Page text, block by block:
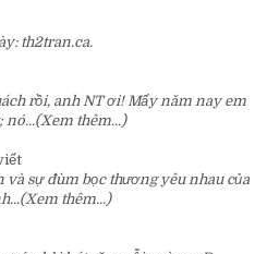
th2tran.ca.
rồi, anh NT ơi! Mấy năm nay em
nó...(Xem thêm...)
sự đùm bọc thương yêu nhau của
(Xem thêm...)